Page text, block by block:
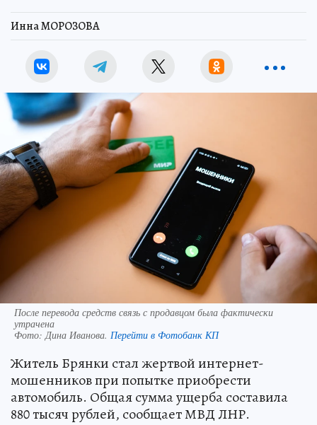
Инна МОРОЗОВА
После перевода средств связь с продавцом была фактически
утрачена
Фото:Дина Иванова. Перейти в Фотобанк КП
Житель Брянки стал жертвой интернет-
мошенников при попытке приобрести
автомобиль. Общая сумма ущерба составила
880 тысяч рублей, сообщает МВД ЛНР.